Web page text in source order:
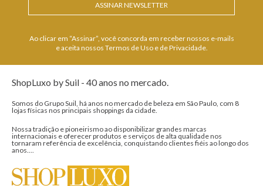
ASSINAR NEWSLETTER
Ao clicar em “Assinar”, você concorda em receber nossos e-mails
e aceita nossos Termos de Uso e de Privacidade.
ShopLuxo by Suil - 40 anos no mercado.
Somos do Grupo Suil, há anos no mercado de beleza em São Paulo, com 8
lojas físicas nos principais shoppings da cidade.
Nossa tradição e pioneirismo ao disponibilizar grandes marcas
internacionais e oferecer produtos e serviços de alta qualidade nos
tornaram referência de excelência, conquistando clientes fiéis ao longo dos
anos....